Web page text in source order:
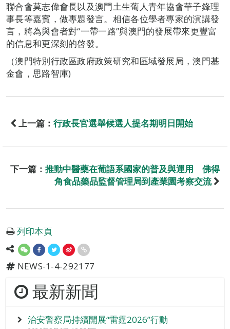
聯合會莫志偉會長以及澳門土生葡人青年協會華子鋒理
事長等嘉賓，做專題發言。相信各位學者專家的演講發
言，將為與會者對“一帶一路”與澳門的發展帶來更豐富
的信息和更深刻的啓發。
（澳門特別行政區政府政策研究和區域發展局，澳門基
金會，思路智庫)
上一篇： 行政長官選舉候選人提名期明日開始
下一篇： 推動中醫藥在葡語系國家的普及與運用 佛得
角食品藥品監督管理局到產業園考察交流
列印本頁
NEWS-1-4-292177
最新新聞
治安警察局持續開展“雷霆2026”行動